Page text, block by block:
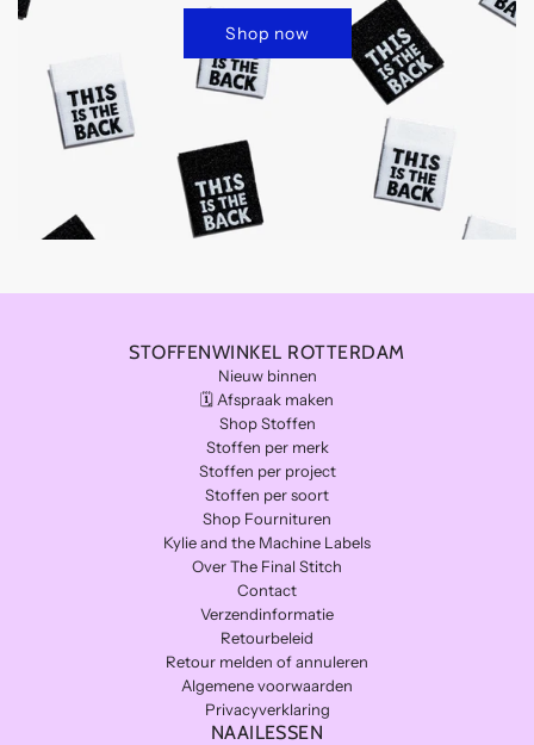
Shop now
STOFFENWINKEL ROTTERDAM
Nieuw binnen
🗓️ Afspraak maken
Shop Stoffen
Stoffen per merk
Stoffen per project
Stoffen per soort
Shop Fournituren
Kylie and the Machine Labels
Over The Final Stitch
Contact
Verzendinformatie
Retourbeleid
Retour melden of annuleren
Algemene voorwaarden
Privacyverklaring
NAAILESSEN